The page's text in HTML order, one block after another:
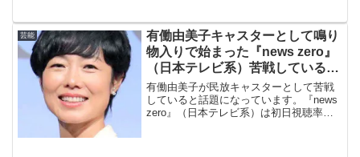
個人的にはキリンゴールデンビターCMを
思い出します。
芸能
有働由美子キャスターとして鳴り
物入りで始まった『news zero』
（日本テレビ系）苦戦していると
話題になっている件
有働由美子が民放キャスターとして苦戦
していると話題になっています。『news
zero』（日本テレビ系）は初日視聴率が